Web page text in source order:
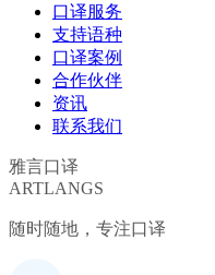
口译服务
支持语种
口译案例
合作伙伴
资讯
联系我们
雅言口译
ARTLANGS
随时随地，专注口译